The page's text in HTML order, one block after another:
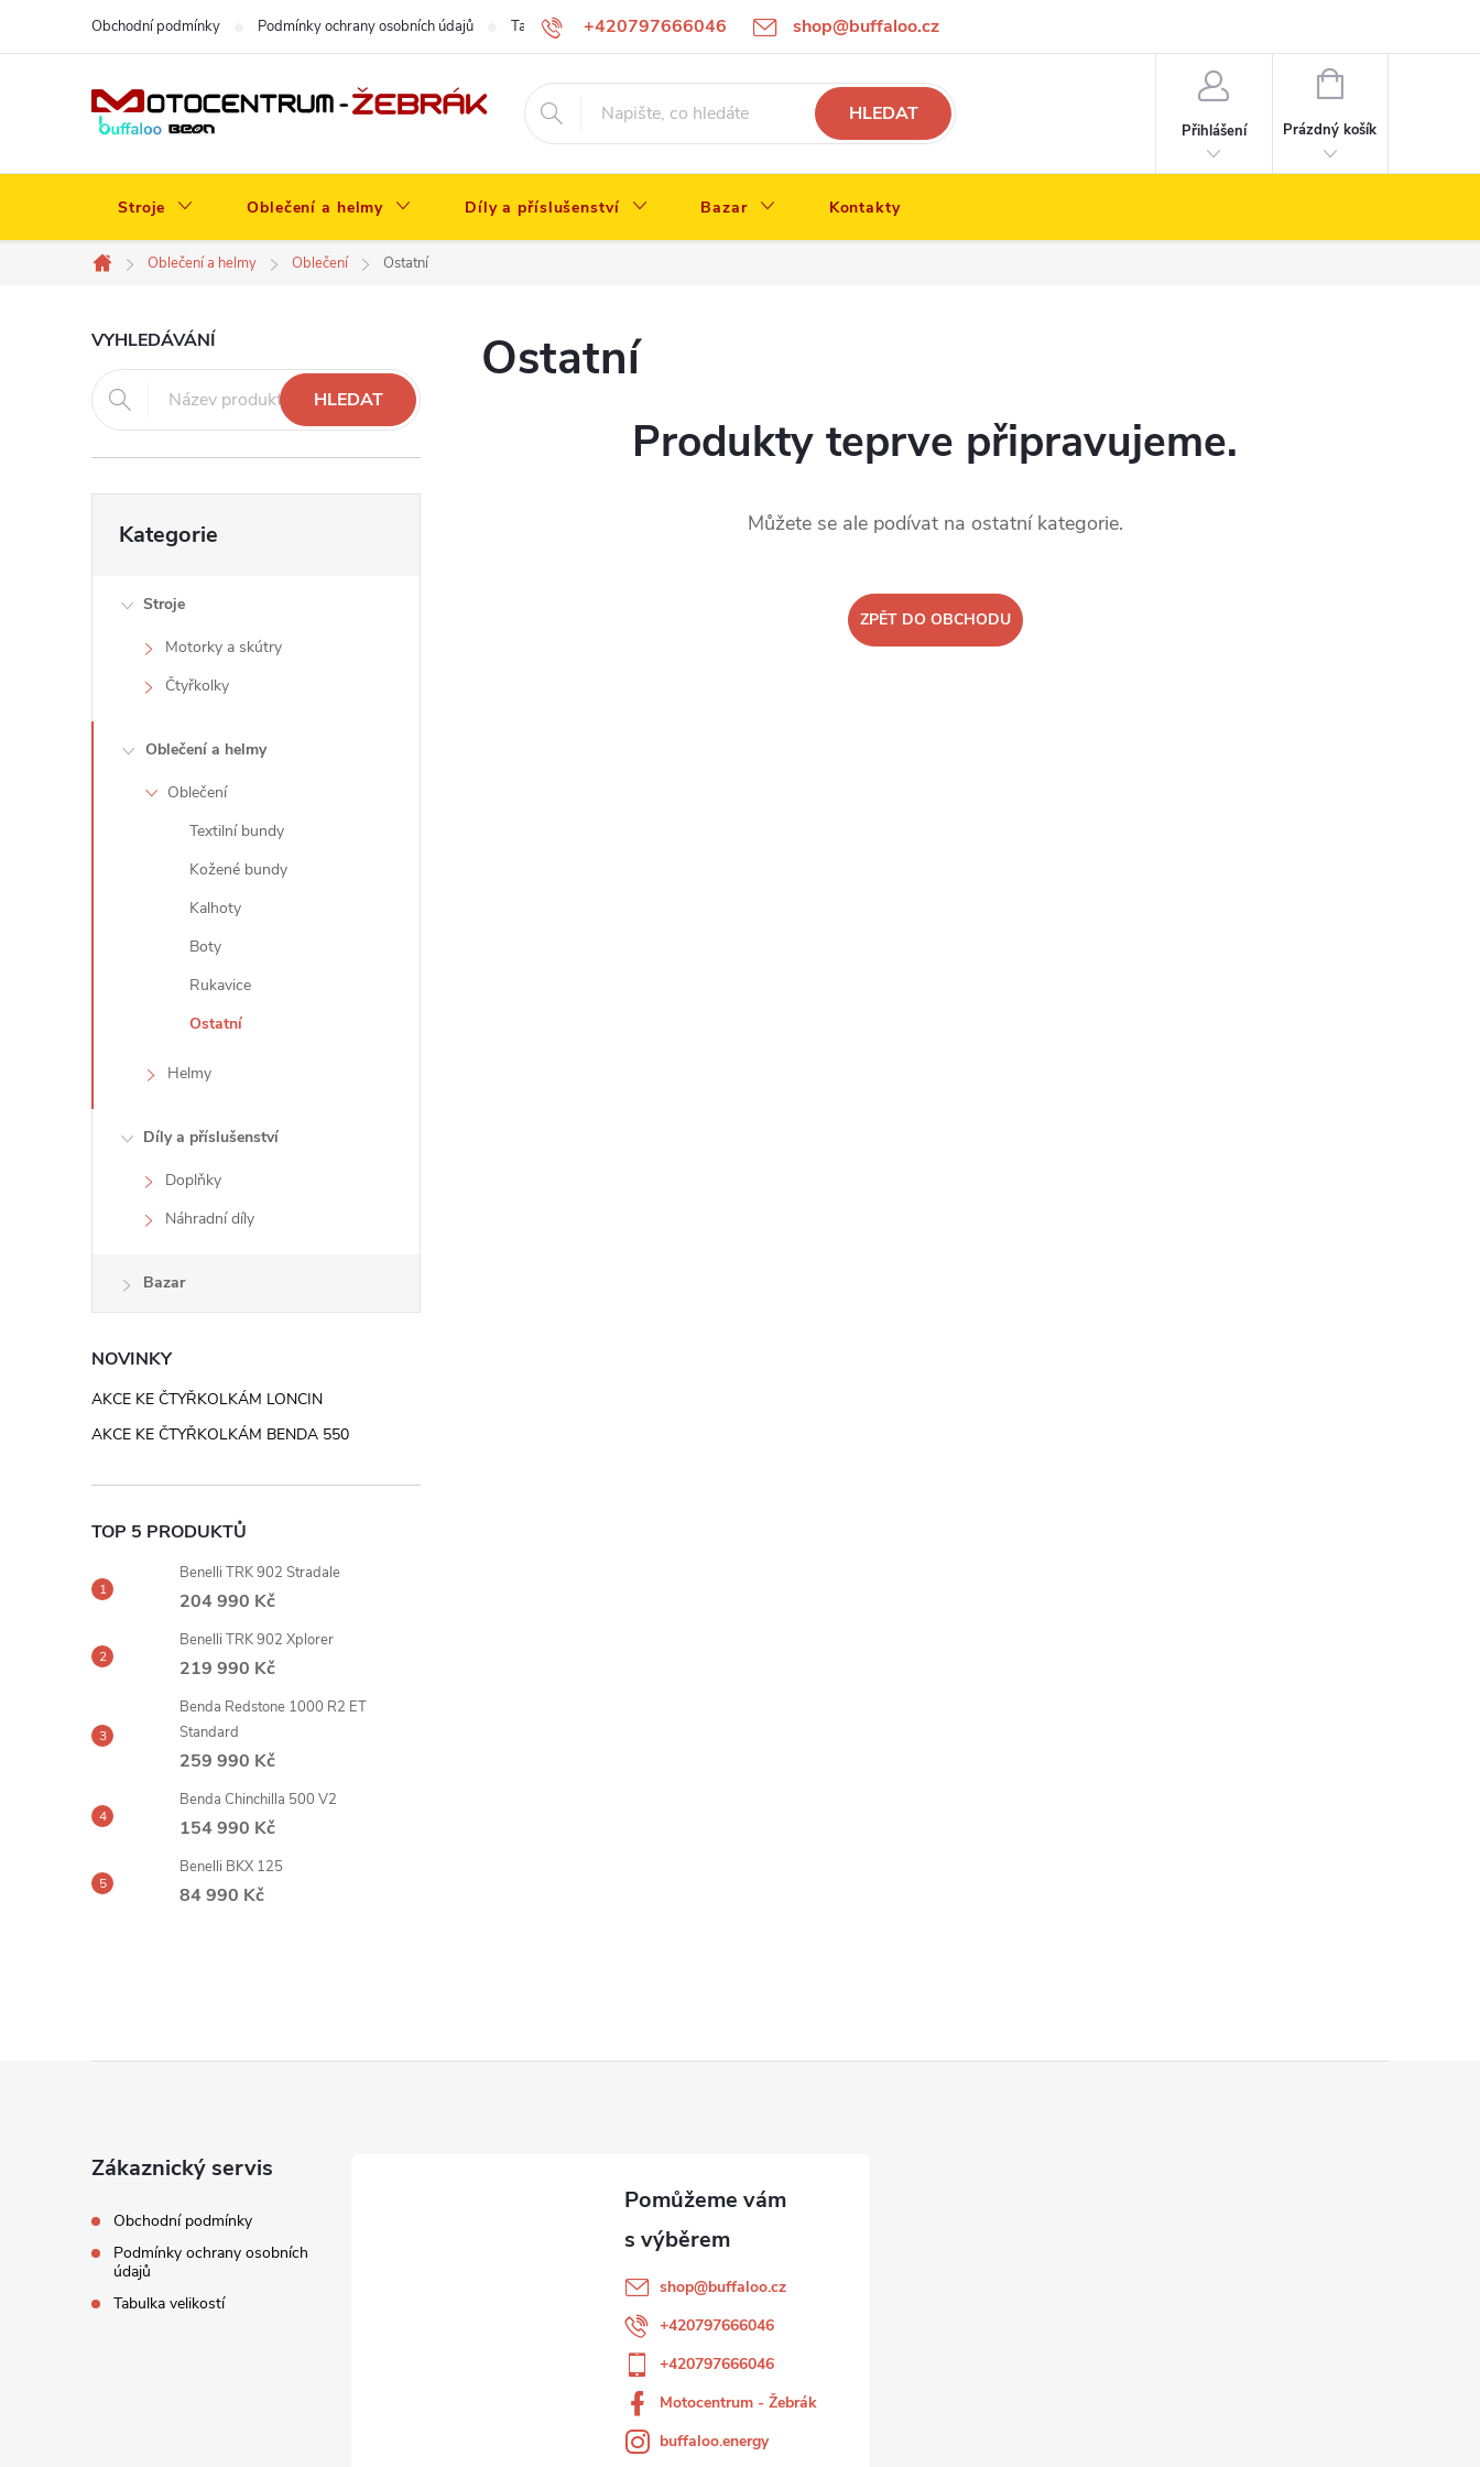
+420797666046 shop@buffaloo.cz
Obchodní podmínky Podmínky ochrany osobních údajů Tabulka velikostí
HLEDAT
Přihlášení
NÁKUPNÍ
Prázdný košík
Stroje Oblečení a helmy Díly a příslušenství Bazar Kontakty
Domů
Oblečení a helmy Oblečení Ostatní
P
o
s
n
VYHLEDÁVÁNÍ
HLEDAT
kategorie
Kategorie
Stroje
Motorky a skútry
Čtyřkolky
Oblečení a helmy
Oblečení
Textilní bundy
Kožené bundy
Kalhoty
Boty
Rukavice
Ostatní
Helmy
Díly a příslušenství
Doplňky
Náhradní díly
Bazar
NOVINKY
AKCE KE ČTYŘKOLKÁM LONCIN
AKCE KE ČTYŘKOLKÁM BENDA 550
TOP 5 PRODUKTŮ
Benelli TRK 902 Stradale
204 990 Kč
Benelli TRK 902 Xplorer
219 990 Kč
Benda Redstone 1000 R2 ET
Standard
259 990 Kč
Benda Chinchilla 500 V2
154 990 Kč
Benelli BKX 125
84 990 Kč
Ostatní
Produkty teprve připravujeme.
Můžete se ale podívat na ostatní kategorie.
ZPĚT DO OBCHODU
Zákaznický servis
Obchodní podmínky
Podmínky ochrany osobních
údajů
Tabulka velikostí
shop@buffaloo.cz
+420797666046
+420797666046
Motocentrum - Žebrák
buffaloo.energy